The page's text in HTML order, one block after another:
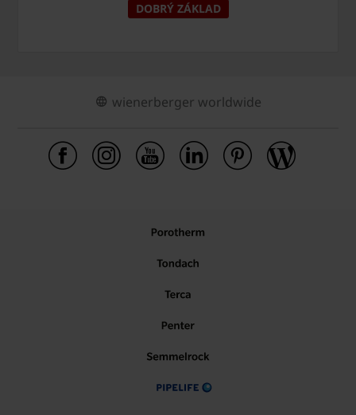
DOBRÝ ZÁKLAD
wienerberger worldwide